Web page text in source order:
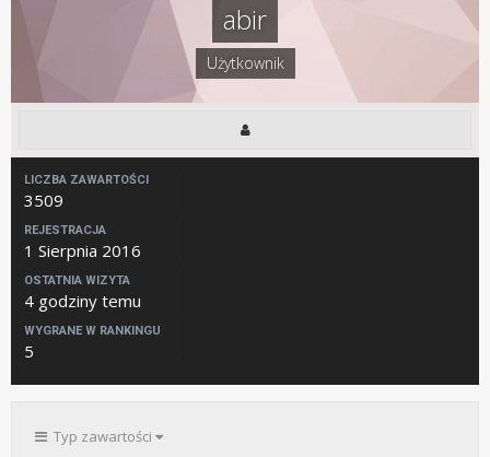
abir
Użytkownik
LICZBA ZAWARTOŚCI
3509
REJESTRACJA
1 Sierpnia 2016
OSTATNIA WIZYTA
4 godziny temu
WYGRANE W RANKINGU
5
Typ zawartości